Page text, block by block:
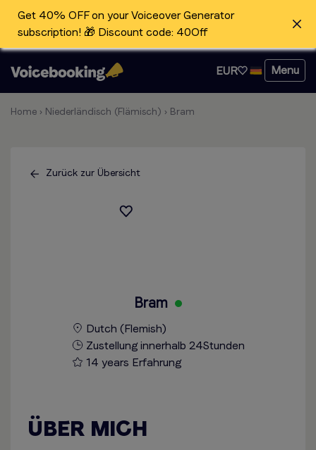
Get 40% OFF on your Voiceover Generator
subscription! 🎁 Discount code: 40Off
EUR Menu
Home › Niederländisch (Flämisch) › Bram
Zurück zur Übersicht
Bram
Dutch (Flemish)
Zustellung innerhalb 24Stunden
14 years Erfahrung
ÜBER MICH